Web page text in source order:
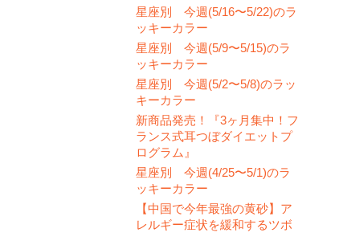
星座別 今週(5/16〜5/22)のラ
ッキーカラー
星座別 今週(5/9〜5/15)のラ
ッキーカラー
星座別 今週(5/2〜5/8)のラッ
キーカラー
新商品発売！『3ヶ月集中！フ
ランス式耳つぼダイエットプ
ログラム』
星座別 今週(4/25〜5/1)のラ
ッキーカラー
【中国で今年最強の黄砂】ア
レルギー症状を緩和するツボ